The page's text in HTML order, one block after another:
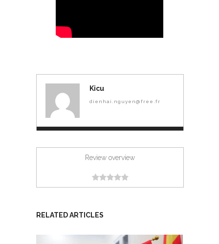
Kicu
dienhai.nguyen@free.fr
Review overview
RELATED ARTICLES